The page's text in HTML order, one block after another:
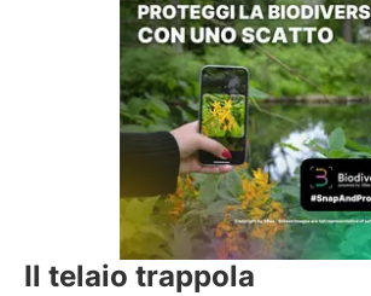
Il telaio trappola